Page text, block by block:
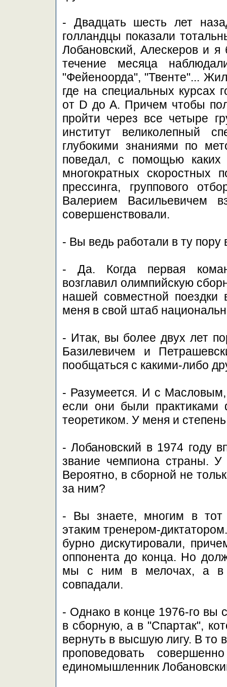
- Двадцать шесть лет
голландцы показали
Лобановский, Алескеров и
течение месяца
"Фейеноорда", "Твенте"...
где на специальных курсах
от D до А. Причем чтобы
пройти через все четыре
институт великолепный
глубокими знаниями по
поведал, с помощью
многократных скоростных
прессинга, группового
Валерием Васильевичем
совершенствовали.
- Вы ведь работали в ту
- Да. Когда первая
возглавил олимпийскую
нашей совместной поездки
меня в свой штаб
- Итак, вы более двух лет
Базилевичем и
пообщаться с какими-либо
- Разумеется. И с
если они были
теоретиком. У меня и
- Лобановский в 1974 году
звание чемпиона страны.
Вероятно, в сборной не
за ним?
- Вы знаете, многим в тот
этаким тренером-
бурно дискутировали,
оппонента до конца. Но
мы с ним в мелочах, а в
совпадали.
- Однако в конце 1976-го вы
в сборную, а в "Спартак",
вернуть в высшую лигу. В то
проповедовать
единомышленник